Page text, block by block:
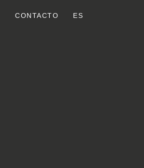
CONTACTO ES